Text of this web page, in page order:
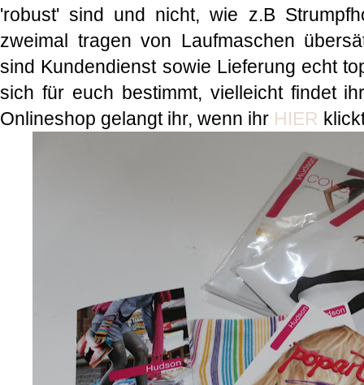
'robust' sind und nicht, wie z.B
zweimal tragen von Laufmaschen
sind Kundendienst sowie Lieferung echt
sich für euch bestimmt, vielleicht findet
Onlineshop gelangt ihr, wenn ihr HIER